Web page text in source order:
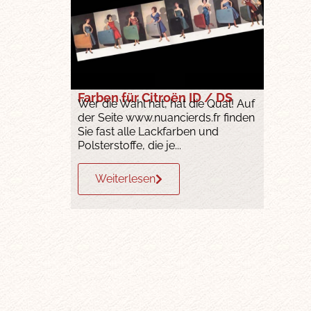
Farben für Citroën ID / DS
Wer die Wahl hat, hat die Qual! Auf
der Seite www.nuancierds.fr finden
Sie fast alle Lackfarben und
Polsterstoffe, die je...
Weiterlesen